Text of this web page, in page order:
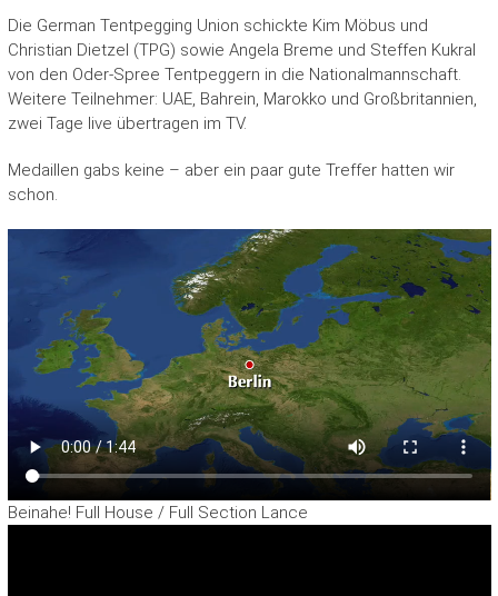
Die German Tentpegging Union schickte Kim Möbus und
Christian Dietzel (TPG) sowie Angela Breme und Steffen Kukral
von den Oder-Spree Tentpeggern in die Nationalmannschaft.
Weitere Teilnehmer: UAE, Bahrein, Marokko und Großbritannien,
zwei Tage live übertragen im TV.
Medaillen gabs keine – aber ein paar gute Treffer hatten wir
schon.
Beinahe! Full House / Full Section Lance